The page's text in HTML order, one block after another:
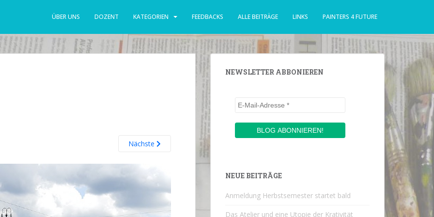
ÜBER UNS DOZENT KATEGORIEN FEEDBACKS ALLE BEITRÄGE LINKS PAINTERS 4 FUTURE
Nächste
NEWSLETTER ABBONIEREN
NEUE BEITRÄGE
Anmeldung Herbstsemester startet bald
Das Atelier und eine Utopie der Krativität